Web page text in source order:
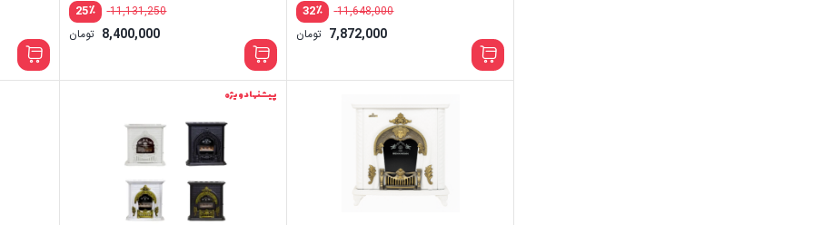
٪32 11,648,000
7,872,000 تومان
٪25 11,131,250
8,400,000 تومان
پیشنهاد ویژه